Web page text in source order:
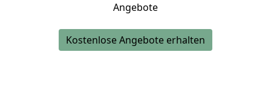
Angebote
Kostenlose Angebote erhalten